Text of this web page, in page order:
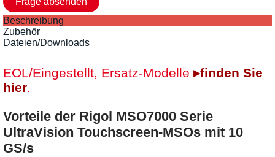
Beschreibung
Zubehör
Dateien/Downloads
EOL/Eingestellt, Ersatz-Modelle ▸finden Sie
hier.
Vorteile der Rigol MSO7000 Serie
UltraVision Touchscreen-MSOs mit 10
GS/s